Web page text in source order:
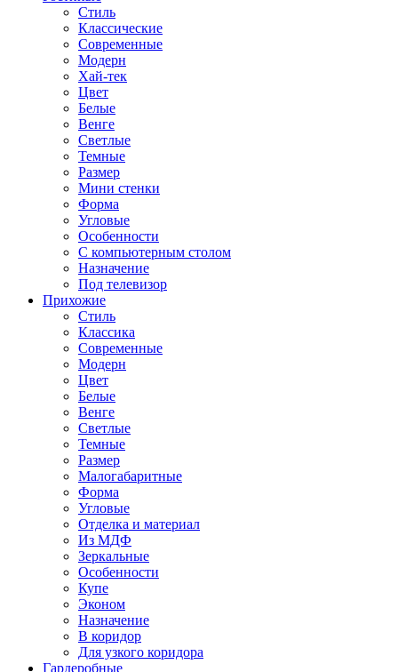
Стиль
Классические
Современные
Модерн
Хай-тек
Цвет
Белые
Венге
Светлые
Темные
Размер
Мини стенки
Форма
Угловые
Особенности
С компьютерным столом
Назначение
Под телевизор
Прихожие
Стиль
Классика
Современные
Модерн
Цвет
Белые
Венге
Светлые
Темные
Размер
Малогабаритные
Форма
Угловые
Отделка и материал
Из МДФ
Зеркальные
Особенности
Купе
Эконом
Назначение
В коридор
Для узкого коридора
Гардеробные